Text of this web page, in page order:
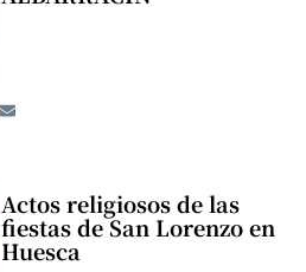
Actos religiosos de las
fiestas de San Lorenzo en
Huesca